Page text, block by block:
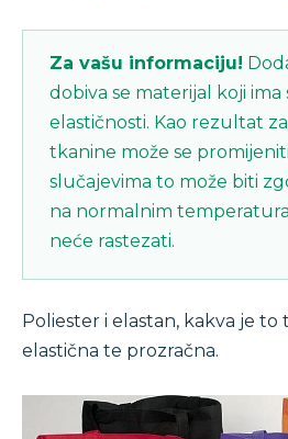
Za vašu informaciju!
dobiva se materijal koji ima
elastičnosti. Kao rezultat
tkanine može se
slučajevima to može biti
na normalnim
neće rastezati.
Poliester i elastan, kakva je to
elastična te prozračna.